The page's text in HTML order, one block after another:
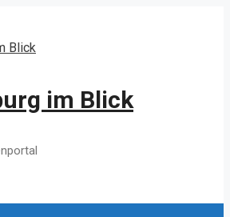
im Blick